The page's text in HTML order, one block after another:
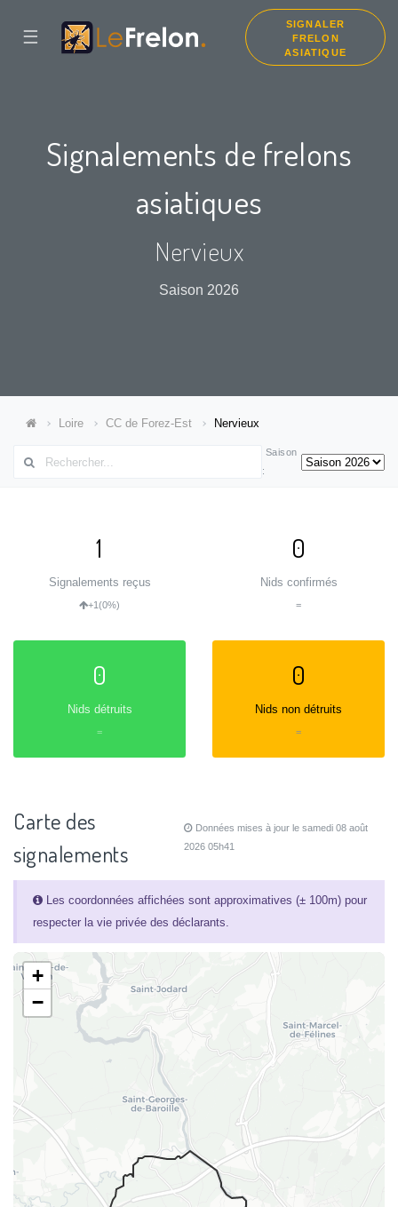
☰
SIGNALER
FRELON
ASIATIQUE
Signalements de frelons
asiatiques
Nervieux
Saison 2026
Loire CC de Forez-Est Nervieux
Saison
:
1
Signalements reçus
+1(0%)
0
Nids confirmés
=
0
Nids détruits
=
0
Nids non détruits
=
Carte des
signalements
Données mises à jour le samedi 08 août
2026 05h41
Les coordonnées affichées sont approximatives (± 100m) pour
respecter la vie privée des déclarants.
+
−